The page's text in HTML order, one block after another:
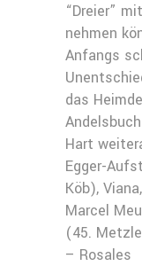
“Dreier”
nehmen
Anfangs
das
Hart
Egger-
Köb),
Marcel
(45.
– Rosales